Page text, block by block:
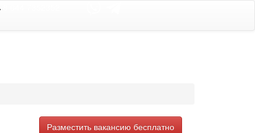
Разместить вакансию бесплатно